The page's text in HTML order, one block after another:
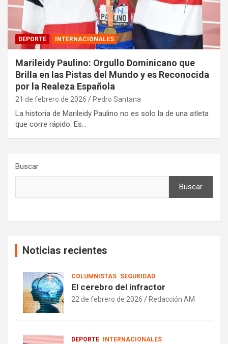
DEPORTE INTERNACIONALES
Marileidy Paulino: Orgullo Dominicano que
Brilla en las Pistas del Mundo y es Reconocida
por la Realeza Española
21 de febrero de 2026 Pedro Santana
La historia de Marileidy Paulino no es solo la de una atleta
que corre rápido. Es…
Buscar
Buscar
Noticias recientes
COLUMNISTAS SEGURIDAD
El cerebro del infractor
22 de febrero de 2026 Redacción AM
DEPORTE INTERNACIONALES